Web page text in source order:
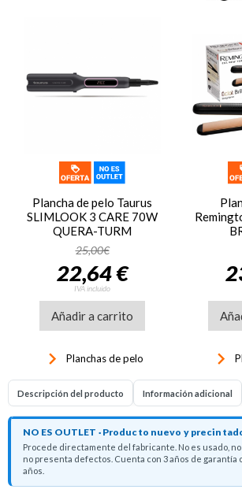
Plancha de pelo Taurus
SLIMLOOK 3 CARE 70W
QUERA-TURM
25,00€
22,64 €
IVA incluido
Añadir a carrito
keyboard_arrow_right Planchas de pelo keyboard_arrow_right
Descripción del producto Información adicional
NO ES OUTLET · Producto nuevo y
Procede directamente del fabricante. No es usado,
no presenta defectos. Cuenta con 3 años de garantía
años.